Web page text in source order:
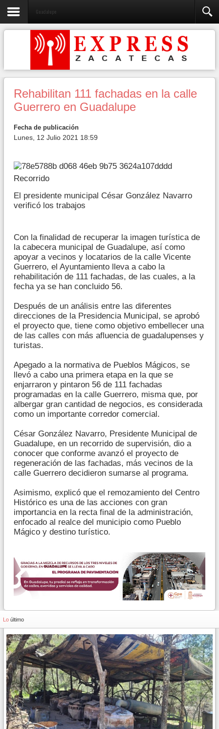
Guadalupe
Rehabilitan 111 fachadas en la calle
Guerrero en Guadalupe
Fecha de publicación
Lunes, 12 Julio 2021 18:59
Recorrido
El presidente municipal César González Navarro
verificó los trabajos
Con la finalidad de recuperar la imagen turística de
la cabecera municipal de Guadalupe, así como
apoyar a vecinos y locatarios de la calle Vicente
Guerrero, el Ayuntamiento lleva a cabo la
rehabilitación de 111 fachadas, de las cuales, a la
fecha ya se han concluido 56.
Después de un análisis entre las diferentes
direcciones de la Presidencia Municipal, se aprobó
el proyecto que, tiene como objetivo embellecer una
de las calles con más afluencia de guadalupenses y
turistas.
Apegado a la normativa de Pueblos Mágicos, se
llevó a cabo una primera etapa en la que se
enjarraron y pintaron 56 de 111 fachadas
programadas en la calle Guerrero, misma que, por
albergar gran cantidad de negocios, es considerada
como un importante corredor comercial.
César González Navarro, Presidente Municipal de
Guadalupe, en un recorrido de supervisión, dio a
conocer que conforme avanzó el proyecto de
regeneración de las fachadas, más vecinos de la
calle Guerrero decidieron sumarse al programa.
Asimismo, explicó que el remozamiento del Centro
Histórico es una de las acciones con gran
importancia en la recta final de la administración,
enfocado al realce del municipio como Pueblo
Mágico y destino turístico.
Lo último